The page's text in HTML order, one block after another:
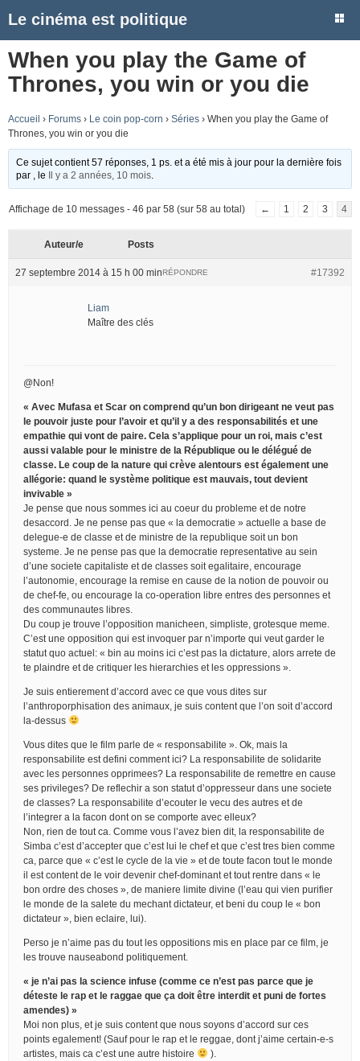
Le cinéma est politique
When you play the Game of
Thrones, you win or you die
Accueil › Forums › Le coin pop-corn › Séries › When you play the Game of
Thrones, you win or you die
Ce sujet contient 57 réponses, 1 ps. et a été mis à jour pour la dernière fois
par
, le Il y a 2 années, 10 mois
Affichage de 10 messages - 46 par 58 (sur 58 au total) ← 1 2 3 4
Auteur/e Posts
27 septembre 2014 à 15 h 00 min #17392
RÉPONDRE
Liam
Maître des clés
@Non!
« Avec Mufasa et Scar on comprend qu’un bon dirigeant ne veut pas
le pouvoir juste pour l’avoir et qu’il y a des responsabilités et une
empathie qui vont de paire. Cela s’applique pour un roi, mais c’est
aussi valable pour le ministre de la République ou le délégué de
classe. Le coup de la nature qui crève alentours est également une
allégorie: quand le système politique est mauvais, tout devient
invivable »
Je pense que nous sommes ici au coeur du probleme et de notre
desaccord. Je ne pense pas que « la democratie » actuelle a base de
delegue-e de classe et de ministre de la republique soit un bon
systeme. Je ne pense pas que la democratie representative au sein
d’une societe capitaliste et de classes soit egalitaire, encourage
l’autonomie, encourage la remise en cause de la notion de pouvoir ou
de chef-fe, ou encourage la co-operation libre entres des personnes et
des communautes libres.
Du coup je trouve l’opposition manicheen, simpliste, grotesque meme.
C’est une opposition qui est invoquer par n’importe qui veut garder le
statut quo actuel: « bin au moins ici c’est pas la dictature, alors arrete de
te plaindre et de critiquer les hierarchies et les oppressions ».
Je suis entierement d’accord avec ce que vous dites sur
l’anthroporphisation des animaux, je suis content que l’on soit d’accord
la-dessus
Vous dites que le film parle de « responsabilite ». Ok, mais la
responsabilite est defini comment ici? La responsabilite de solidarite
avec les personnes opprimees? La responsabilite de remettre en cause
ses privileges? De reflechir a son statut d’oppresseur dans une societe
de classes? La responsabilite d’ecouter le vecu des autres et de
l’integrer a la facon dont on se comporte avec elleux?
Non, rien de tout ca. Comme vous l’avez bien dit, la responsabilite de
Simba c’est d’accepter que c’est lui le chef et que c’est tres bien comme
ca, parce que « c’est le cycle de la vie » et de toute facon tout le monde
il est content de le voir devenir chef-dominant et tout rentre dans « le
bon ordre des choses », de maniere limite divine (l’eau qui vien purifier
le monde de la salete du mechant dictateur, et beni du coup le « bon
dictateur », bien eclaire, lui).
Perso je n’aime pas du tout les oppositions mis en place par ce film, je
les trouve nauseabond politiquement.
« je n’ai pas la science infuse (comme ce n’est pas parce que je
déteste le rap et le raggae que ça doit être interdit et puni de fortes
amendes) »
Moi non plus, et je suis content que nous soyons d’accord sur ces
points egalement! (Sauf pour le rap et le reggae, dont j’aime certain-e-s
artistes, mais ca c’est une autre histoire
).